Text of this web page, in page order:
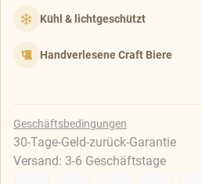
Kühl & lichtgeschützt
Handverlesene Craft Biere
Geschäftsbedingungen
30-Tage-Geld-zurück-Garantie
Versand: 3-6 Geschäftstage